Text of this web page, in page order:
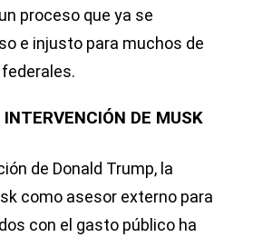
proceso que ya se
e injusto para muchos de
DE MUSK
de Donald Trump, la
como asesor externo para
con el gasto público ha